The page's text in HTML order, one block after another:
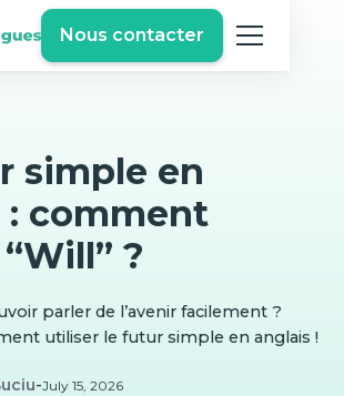
Nous contacter
simple en
: comment
?
parler de l’avenir facilement ?
utiliser le futur simple en anglais !
-July 15, 2026